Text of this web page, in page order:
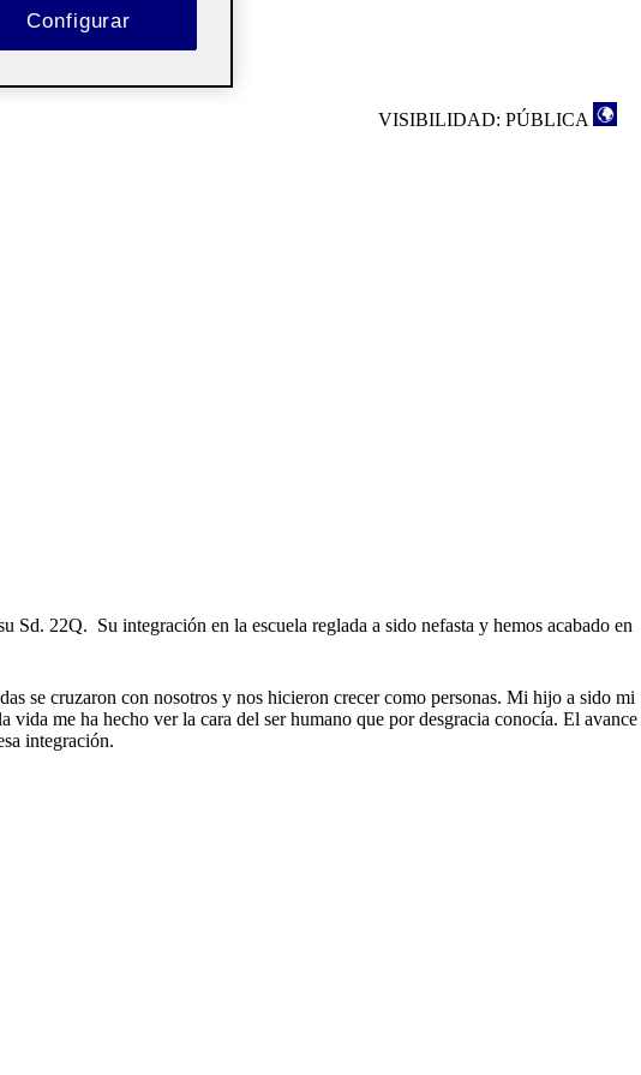
VISIBILIDAD: PÚBLICA
22Q. Su integración en la escuela reglada a sido nefasta y hemos acabado en
se cruzaron con nosotros y nos hicieron crecer como personas. Mi hijo a sido mi
me ha hecho ver la cara del ser humano que por desgracia conocía. El avance
integración.
Configurar